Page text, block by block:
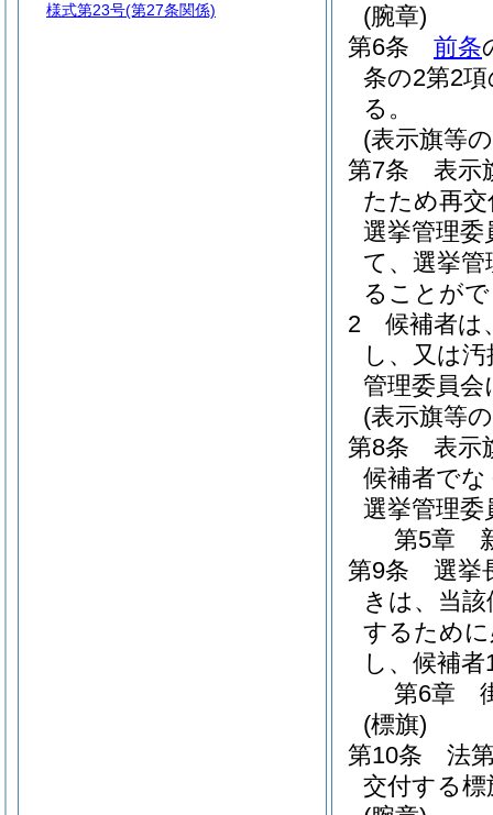
(腕章)
第6条
前条
条の2第2
る。
(表示旗等
第7条
表示
たため再
選挙管理
て、選挙
ることが
2
候補者は
し、又は
管理委員
(表示旗等
第8条
表示
候補者で
選挙管理
第5章
第9条
選挙
きは、当
するため
し、候補
第6章
(標旗)
第10条
法
交付する標
様式第23号(第27条関係)